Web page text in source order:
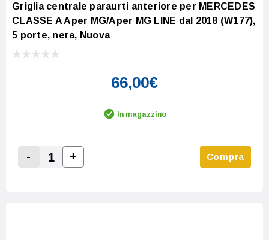
Griglia centrale paraurti anteriore per MERCEDES
CLASSE A Aper MG/Aper MG LINE dal 2018 (W177),
5 porte, nera, Nuova
66,00€
In magazzino
Decrease Quantity:
-
Increase Quantity:
+ Compra